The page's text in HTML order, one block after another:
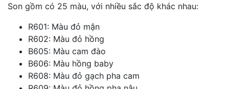
Son gồm có 25 màu, với nhiều sắc độ khác nhau:
R601: Màu đỏ mận
R602: Màu đỏ hồng
B605: Màu cam đào
B606: Màu hồng baby
R608: Màu đỏ gạch pha cam